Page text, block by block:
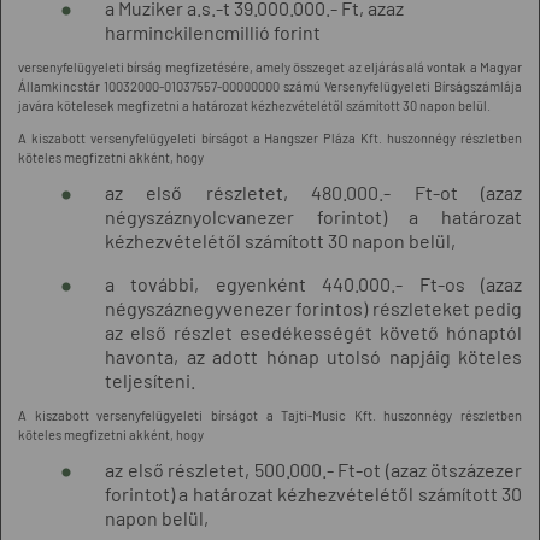
a Muziker a.s.-t 39.000.000.- Ft, azaz
harminckilencmillió forint
versenyfelügyeleti bírság megfizetésére, amely összeget az eljárás alá vontak a Magyar
Államkincstár 10032000-01037557-00000000 számú Versenyfelügyeleti Bírságszámlája
javára kötelesek megfizetni a határozat kézhezvételétől számított 30 napon belül.
A kiszabott versenyfelügyeleti bírságot a Hangszer Pláza Kft. huszonnégy részletben
köteles megfizetni akként, hogy
az első részletet, 480.000.- Ft-ot (azaz
négyszáznyolcvanezer forintot) a határozat
kézhezvételétől számított 30 napon belül,
a további, egyenként 440.000.- Ft-os (azaz
négyszáznegyvenezer forintos) részleteket pedig
az első részlet esedékességét követő hónaptól
havonta, az adott hónap utolsó napjáig köteles
teljesíteni.
A kiszabott versenyfelügyeleti bírságot a Tajti-Music Kft. huszonnégy részletben
köteles megfizetni akként, hogy
az első részletet, 500.000.- Ft-ot (azaz ötszázezer
forintot) a határozat kézhezvételétől számított 30
napon belül,